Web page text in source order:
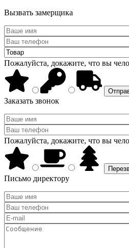
Вызвать замерщика
Пожалуйста, докажите, что вы
Заказать звонок
Пожалуйста, докажите, что вы
Письмо директору